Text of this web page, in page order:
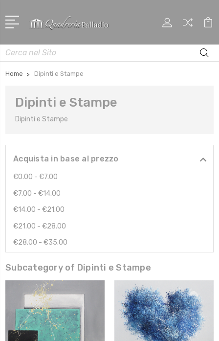
Cerca
Home Dipinti e Stampe
Dipinti e Stampe
Dipinti e Stampe
Acquista in base al prezzo
€0.00 - €7.00
€7.00 - €14.00
€14.00 - €21.00
€21.00 - €28.00
€28.00 - €35.00
Subcategory of Dipinti e Stampe